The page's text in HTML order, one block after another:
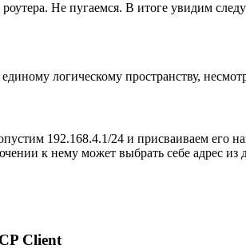
Не пугаемся. В итоге увидим
логическому пространству,
192.168.4.1/24 и присваиваем его
к нему может выбрать себе адрес
Client